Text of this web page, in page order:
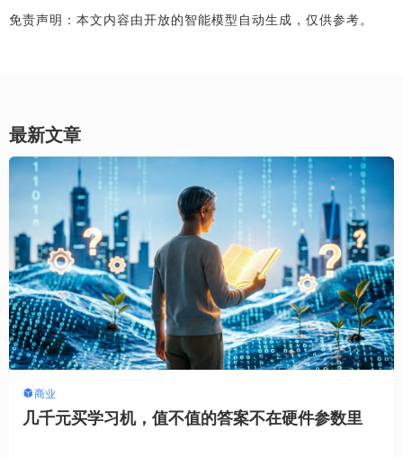
免责声明：本文内容由开放的智能模型自动生成，仅供参考。
最新文章
商业
几千元买学习机，值不值的答案不在硬件参数里